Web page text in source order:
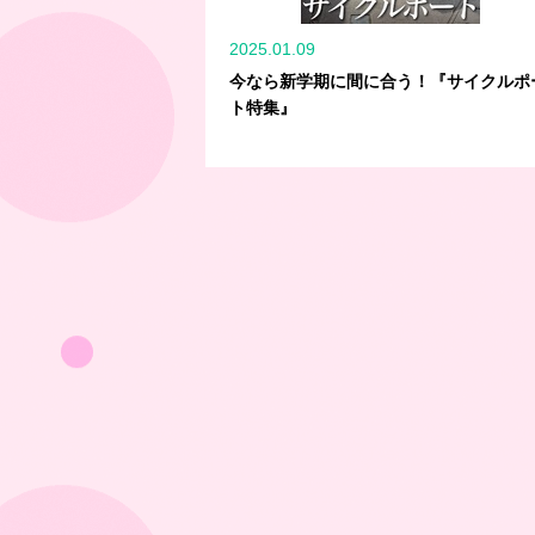
2025.01.09
今なら新学期に間に合う！『サイクルポ
ト特集』